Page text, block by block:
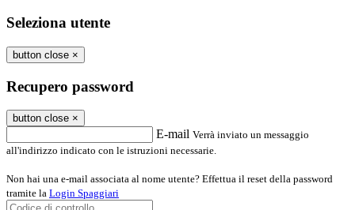
Seleziona utente
button close ×
Recupero password
button close ×
E-mail Verrà inviato un messaggio
all'indirizzo indicato con le istruzioni necessarie.
Non hai una e-mail associata al nome utente? Effettua il reset della password
tramite la Login Spaggiari